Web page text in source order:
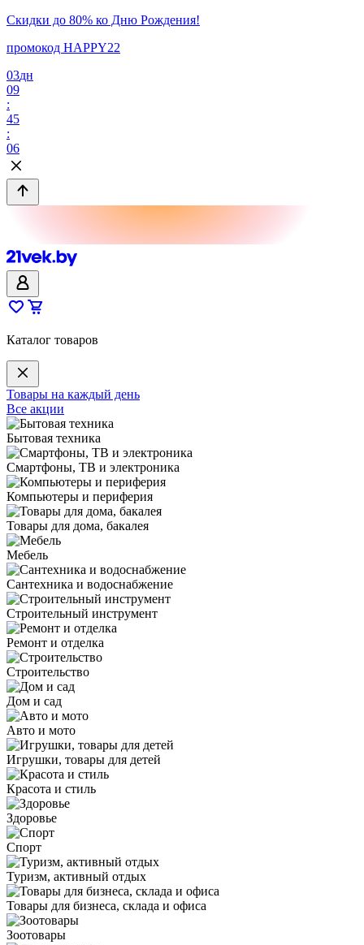
Скидки до 80% ко Дню Рождения!
промокод HAPPY22
03дн
09
:
45
:
06
Каталог товаров
Товары на каждый день
Все акции
Бытовая техника
Смартфоны, ТВ и электроника
Компьютеры и периферия
Товары для дома, бакалея
Мебель
Сантехника и водоснабжение
Строительный инструмент
Ремонт и отделка
Строительство
Дом и сад
Авто и мото
Игрушки, товары для детей
Красота и стиль
Здоровье
Спорт
Туризм, активный отдых
Товары для бизнеса, склада и офиса
Зоотовары